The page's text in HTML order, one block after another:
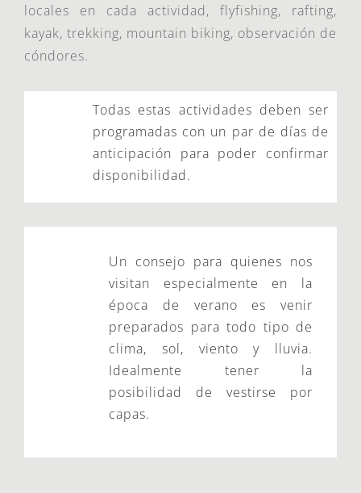
locales en cada actividad, flyfishing, rafting,
kayak, trekking, mountain biking, observación de
cóndores.
Todas estas actividades deben ser
programadas con un par de días de
anticipación para poder confirmar
disponibilidad.
Un consejo para quienes nos
visitan especialmente en la
época de verano es venir
preparados para todo tipo de
clima, sol, viento y lluvia.
Idealmente tener la
posibilidad de vestirse por
capas.